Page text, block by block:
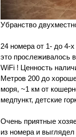
Убранство
24 номера от 1- до 4-
это прослеживалось
WiFi ! Ценность
Метров 200 до
моря, ~1 км от
медпункт, детские
Очень приятные
из номера и